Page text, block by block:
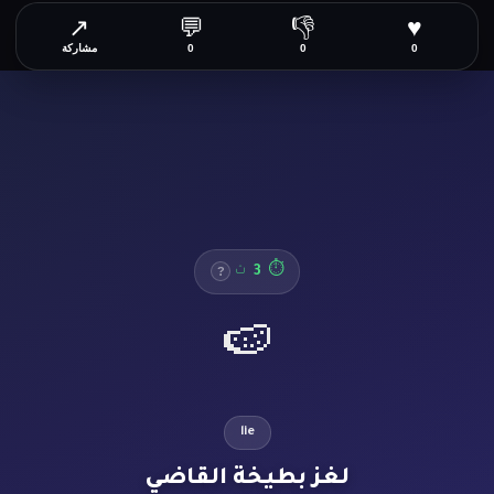
⏱
4 ث ?
🍉
lie
لغز بطيخة القاضي
♥
0
👎
0
💬
0
↗
مشاركة